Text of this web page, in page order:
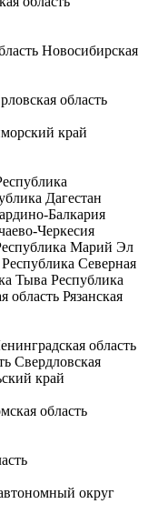
Новосибирская
область
край
Дагестан
Балкария
Черкесия
Марий Эл
Республика Северная
Тыва Республика
область Рязанская
область
Свердловская
край
область
округ